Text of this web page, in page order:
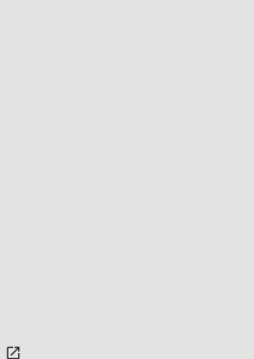
launch